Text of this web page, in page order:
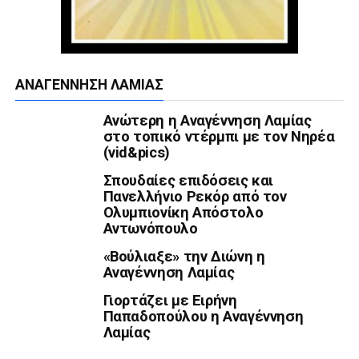
ΑΝΑΓΈΝΝΗΣΗ ΛΑΜΊΑΣ
Ανώτερη η Αναγέννηση Λαμίας
στο τοπικό ντέρμπι με τον Νηρέα
(vid&pics)
Σπουδαίες επιδόσεις και
Πανελλήνιο Ρεκόρ από τον
Ολυμπιονίκη Απόστολο
Αντωνόπουλο
«Βούλιαξε» την Διώνη η
Αναγέννηση Λαμίας
Γιορτάζει με Ειρήνη
Παπαδοπούλου η Αναγέννηση
Λαμίας